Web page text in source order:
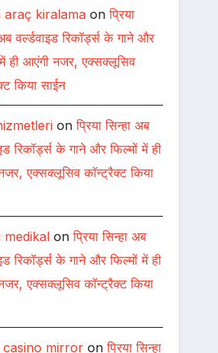
araç kiralamaonप्रिया
वर्ल्डवाइड रिकॉर्ड्स के गाने और
ही आएंगी नजर, एक्सक्लूसिव
किया साईन
onप्रिया सिन्हा अब
रिकॉर्ड्स के गाने और फिल्मों में ही
एक्सक्लूसिव कॉन्ट्रैक्ट किया
medikalonप्रिया सिन्हा अब
रिकॉर्ड्स के गाने और फिल्मों में ही
एक्सक्लूसिव कॉन्ट्रैक्ट किया
casino mirroronप्रिया सिन्हा